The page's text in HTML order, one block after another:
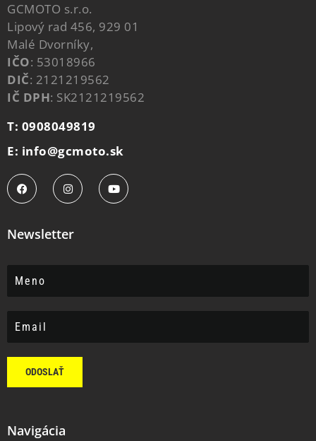
GCMOTO s.r.o.
Lipový rad 456, 929 01
Malé Dvorníky,
IČO: 53018966
DIČ: 2121219562
IČ DPH: SK2121219562
T: 0908049819
E: info@gcmoto.sk
Newsletter
ODOSLAŤ
Navigácia